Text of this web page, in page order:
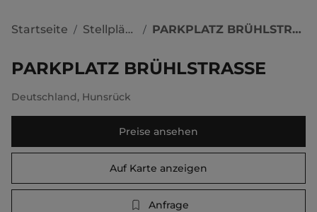
Startseite / Stellplätze / PARKPLATZ BRÜHLSTRASSE
PARKPLATZ BRÜHLSTRASSE
Deutschland, Hunsrück
Preise ansehen
Auf Karte anzeigen
Anfrage